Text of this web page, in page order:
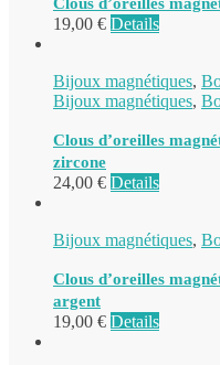
19,00 € Details
Bijoux magnétiques,
Bijoux magnétiques,
Clous d’oreilles
zircone
24,00 € Details
Bijoux magnétiques,
Clous d’oreilles
argent
19,00 € Details